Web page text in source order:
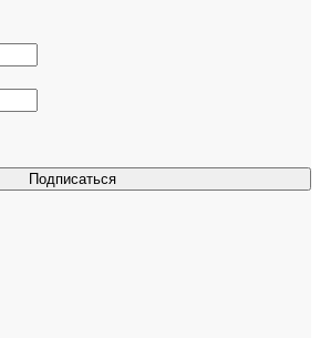
Подписаться